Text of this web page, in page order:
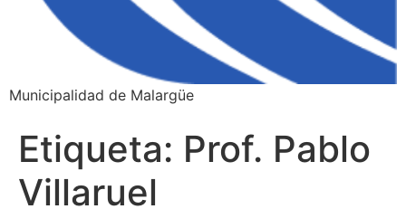
Municipalidad de Malargüe
Etiqueta: Prof. Pablo
Villaruel